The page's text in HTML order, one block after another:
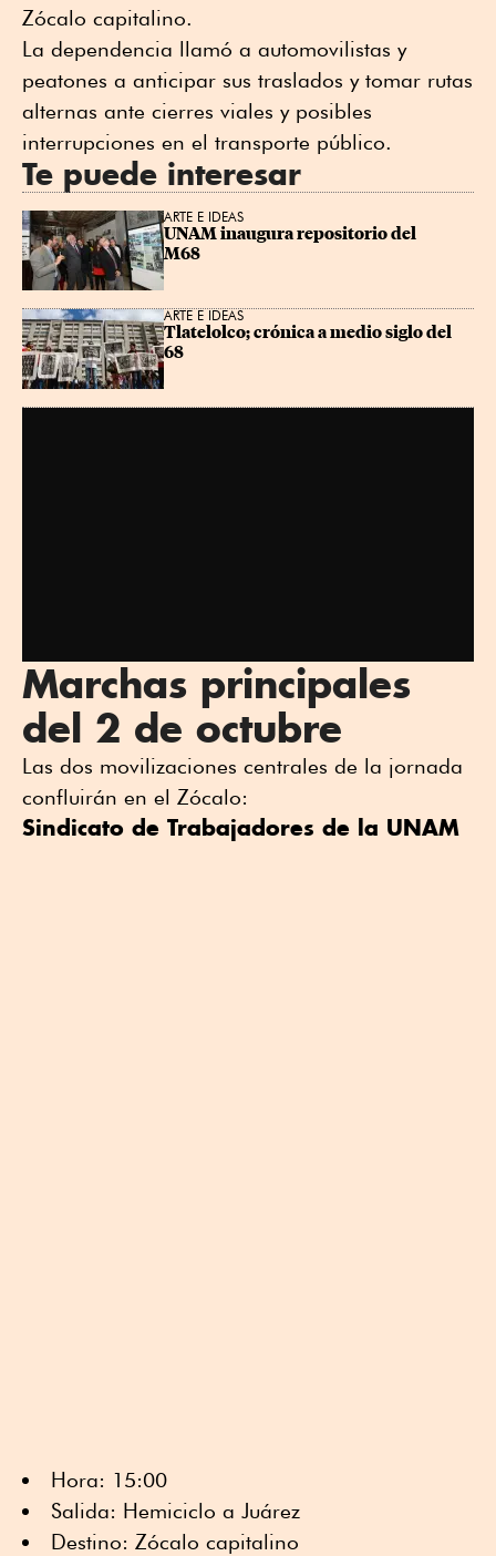
Zócalo capitalino.
La dependencia llamó a automovilistas y
peatones a anticipar sus traslados y tomar rutas
alternas ante cierres viales y posibles
interrupciones en el transporte público.
Te puede interesar
ARTE E IDEAS
UNAM inaugura repositorio del
M68
ARTE E IDEAS
Tlatelolco; crónica a medio siglo del
68
Marchas principales
del 2 de octubre
Las dos movilizaciones centrales de la jornada
confluirán en el Zócalo:
Sindicato de Trabajadores de la UNAM
Hora: 15:00
Salida: Hemiciclo a Juárez
Destino: Zócalo capitalino